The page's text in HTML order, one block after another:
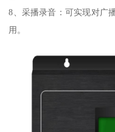
8、采播录音：可实现对广
用。